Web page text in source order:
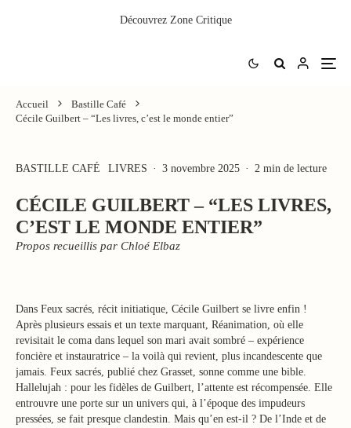
Découvrez Zone Critique
Accueil
Bastille Café
Cécile Guilbert – “Les livres, c’est le monde entier”
BASTILLE CAFÉ LIVRES · 3 novembre 2025 · 2 min de lecture
CÉCILE GUILBERT – “LES LIVRES,
C’EST LE MONDE ENTIER”
Propos recueillis par Chloé Elbaz
Dans Feux sacrés, récit initiatique, Cécile Guilbert se livre enfin !
Après plusieurs essais et un texte marquant, Réanimation, où elle
revisitait le coma dans lequel son mari avait sombré – expérience
foncière et instauratrice – la voilà qui revient, plus incandescente que
jamais. Feux sacrés, publié chez Grasset, sonne comme une bible.
Hallelujah : pour les fidèles de Guilbert, l’attente est récompensée. Elle
entrouvre une porte sur un univers qui, à l’époque des impudeurs
pressées, se fait presque clandestin. Mais qu’en est-il ? De l’Inde et de